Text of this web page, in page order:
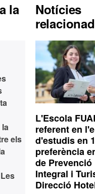
la
els
Notícies
L'Escola
referent en
d'estudis en
preferència
de
Integral i
Direcció